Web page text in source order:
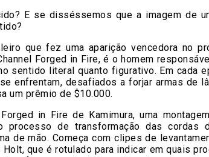
E se disséssemos que a imagem de
que fez uma aparição vencedora no
Forged in Fire, é o homem
sentido literal quanto figurativo. Em cada
enfrentam, desafiados a forjar armas de
um prêmio de $10.000.
in Fire de Kamimura, uma
processo de transformação das cordas
de mão. Começa com clipes de
que é rotulado para indicar em quais